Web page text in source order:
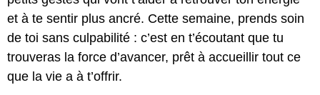
et à te sentir plus ancré. Cette semaine, prends soin
de toi sans culpabilité : c’est en t’écoutant que tu
trouveras la force d’avancer, prêt à accueillir tout ce
que la vie a à t’offrir.